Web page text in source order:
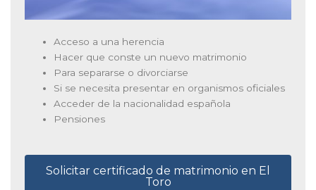
Acceso a una herencia
Hacer que conste un nuevo matrimonio
Para separarse o divorciarse
Si se necesita presentar en organismos oficiales
Acceder de la nacionalidad española
Pensiones
Solicitar certificado de matrimonio en El
Toro